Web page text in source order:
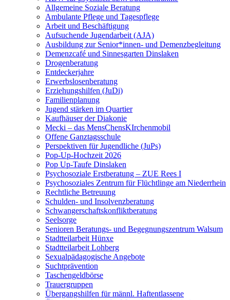
Allgemeine Soziale Beratung
Ambulante Pflege und Tagespflege
Arbeit und Beschäftigung
Aufsuchende Jugendarbeit (AJA)
Ausbildung zur Senior*innen- und Demenzbegleitung
Demenzcafé und Sinnesgarten Dinslaken
Drogenberatung
Entdeckerjahre
Erwerbslosenberatung
Erziehungshilfen (JuDi)
Familienplanung
Jugend stärken im Quartier
Kaufhäuser der Diakonie
Mecki – das MensChensKIrchenmobil
Offene Ganztagsschule
Perspektiven für Jugendliche (JuPs)
Pop-Up-Hochzeit 2026
Pop Up-Taufe Dinslaken
Psychosoziale Erstberatung – ZUE Rees I
Psychosoziales Zentrum für Flüchtlinge am Niederrhein
Rechtliche Betreuung
Schulden- und Insolvenzberatung
Schwangerschaftskonfliktberatung
Seelsorge
Senioren Beratungs- und Begegnungszentrum Walsum
Stadtteilarbeit Hünxe
Stadtteilarbeit Lohberg
Sexualpädagogische Angebote
Suchtprävention
Taschengeldbörse
Trauergruppen
Übergangshilfen für männl. Haftentlassene